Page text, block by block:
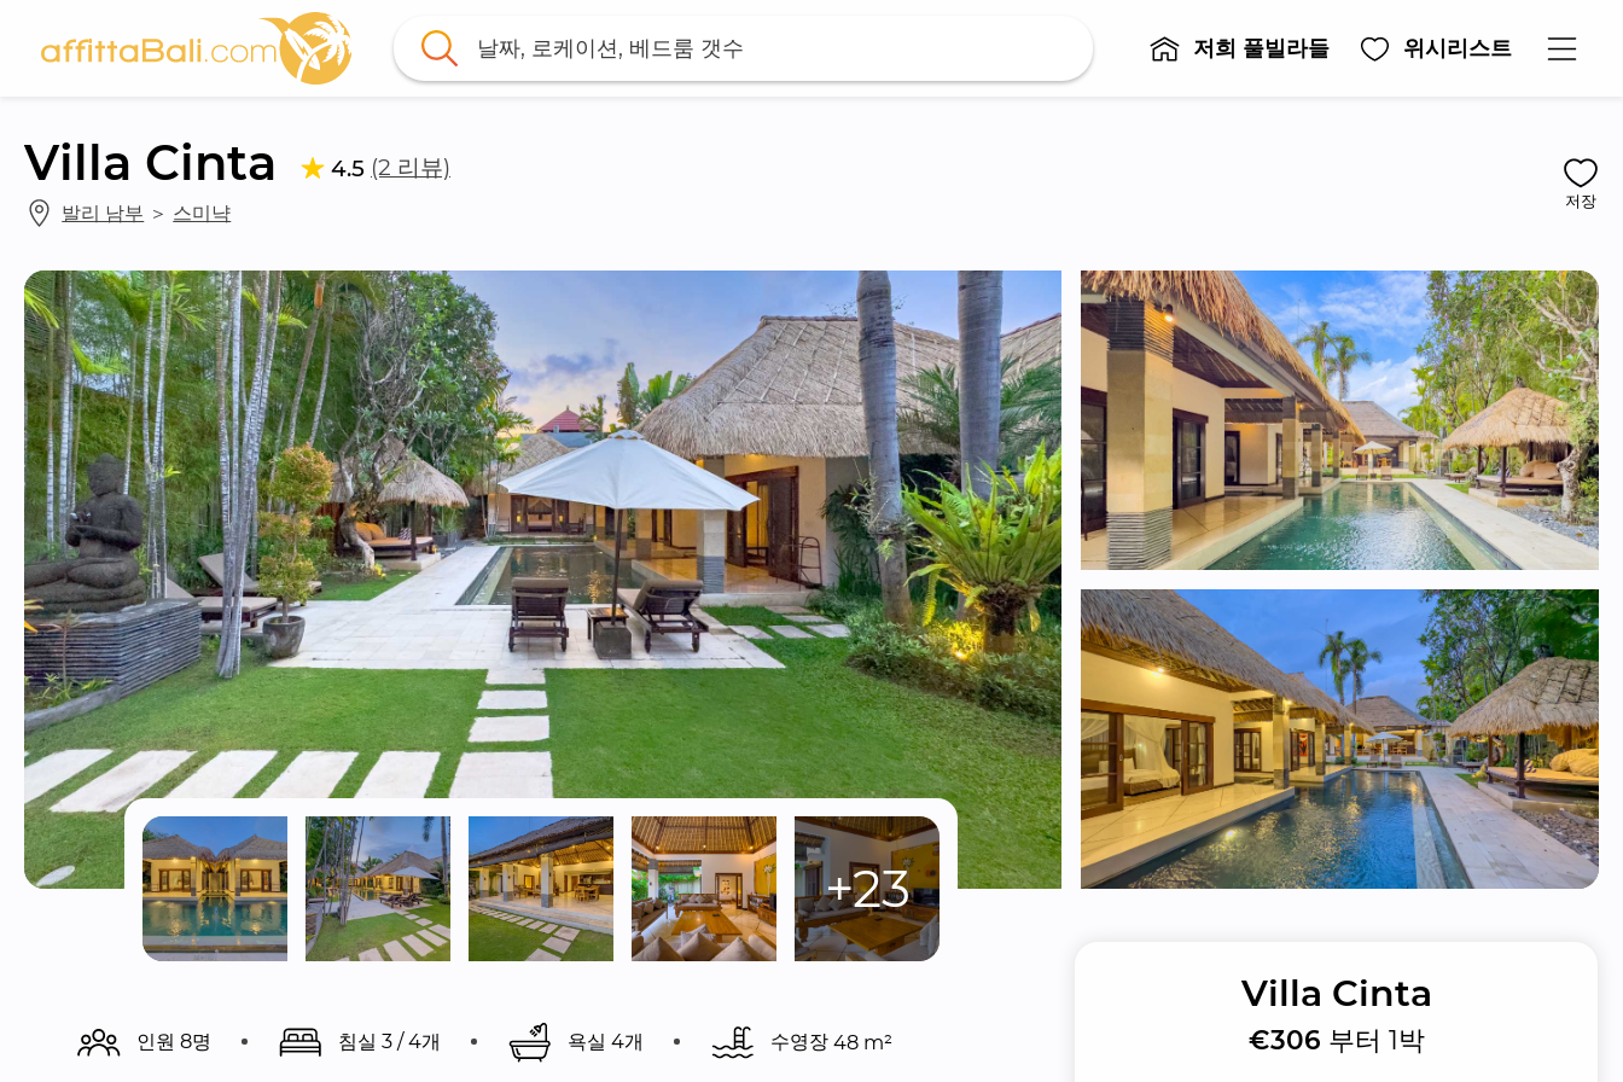
날짜, 로케이션, 베드룸 갯수 저희 풀빌라들 위시리스트
Villa Cinta 4.5 (2 리뷰)
발리 남부 ＞ 스미냑 저장
+23
인원 8명 침실 3 / 4개 욕실 4개 수영장 48 m²
Villa Cinta
€306 부터 1박